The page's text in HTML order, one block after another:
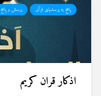
پاسخ به پرسشهای قرآنی پرسش و پاسخ
اذکار قران کریم